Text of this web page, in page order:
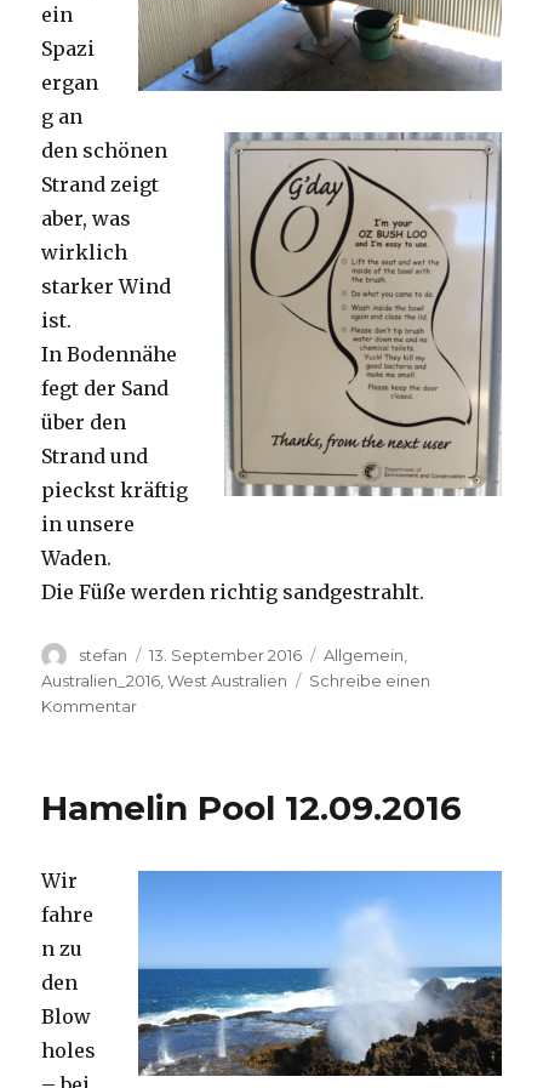
ein
Spazi
ergan
g an
den schönen
Strand zeigt
aber, was
wirklich
starker Wind
ist.
In Bodennähe
fegt der Sand
über den
Strand und
pieckst kräftig
in unsere
Waden.
Die Füße werden richtig sandgestrahlt.
Autor
stefan
Veröffentlicht
am
13. September 2016 Kategorien
Allgemein
Australien_2016 ,West Australien
Schreibe einen
Kommentarzu
Hamelin Pool 12.09.2016
Wir
fahre
n zu
den
Blow
holes